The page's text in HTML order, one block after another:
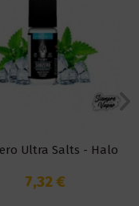
Ultra Salts - Halo
7,32 €